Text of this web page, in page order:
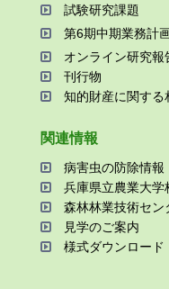
試験研究課題
第6期中期業務計
オンライン研究報
刊⾏物
知的財産に関する
関連情報
病害⾍の防除情報
兵庫県⽴農業⼤学
森林林業技術セン
⾒学のご案内
様式ダウンロード